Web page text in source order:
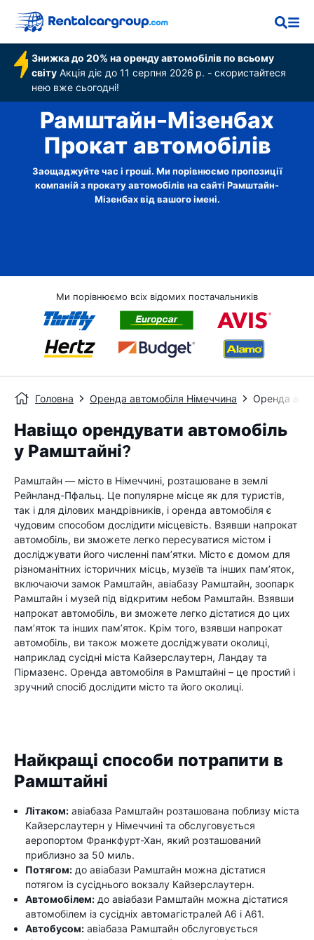
Знижка до 20% на оренду автомобілів по всьому
світу Акція діє до 11 серпня 2026 р. - скористайтеся
нею вже сьогодні!
Рамштайн-Мізенбах
Прокат автомобілів
Заощаджуйте час і гроші. Ми порівнюємо пропозиції
компаній з прокату автомобілів на сайті Рамштайн-
Мізенбах від вашого імені.
Ми порівнюємо всіх відомих постачальників
Головна Оренда автомобіля Німеччина Оренда
Навіщо орендувати автомобіль
у Рамштайні?
Рамштайн — місто в Німеччині, розташоване в землі
Рейнланд-Пфальц. Це популярне місце як для туристів,
так і для ділових мандрівників, і оренда автомобіля є
чудовим способом дослідити місцевість. Взявши напрокат
автомобіль, ви зможете легко пересуватися містом і
досліджувати його численні пам’ятки. Місто є домом для
різноманітних історичних місць, музеїв та інших пам’яток,
включаючи замок Рамштайн, авіабазу Рамштайн, зоопарк
Рамштайн і музей під відкритим небом Рамштайн. Взявши
напрокат автомобіль, ви зможете легко дістатися до цих
пам’яток та інших пам’яток. Крім того, взявши напрокат
автомобіль, ви також можете досліджувати околиці,
наприклад сусідні міста Кайзерслаутерн, Ландау та
Пірмазенс. Оренда автомобіля в Рамштайні – це простий і
зручний спосіб дослідити місто та його околиці.
Найкращі способи потрапити в
Рамштайні
Літаком: авіабаза Рамштайн розташована поблизу міста
Кайзерслаутерн у Німеччині та обслуговується
аеропортом Франкфурт-Хан, який розташований
приблизно за 50 миль.
Потягом: до авіабази Рамштайн можна дістатися
потягом із сусіднього вокзалу Кайзерслаутерн.
Автомобілем: до авіабази Рамштайн можна дістатися
автомобілем із сусідніх автомагістралей A6 і A61.
Автобусом: авіабаза Рамштайн обслуговується